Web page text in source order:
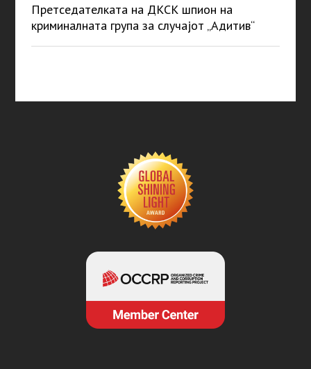
Претседателката на ДКСК шпион на
криминалната група за случајот „Адитив“